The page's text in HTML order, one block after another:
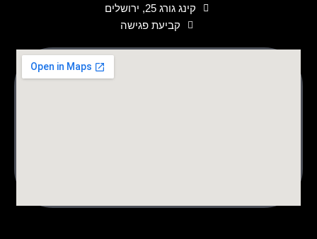
קינג גורג 25, ירושלים
קביעת פגישה